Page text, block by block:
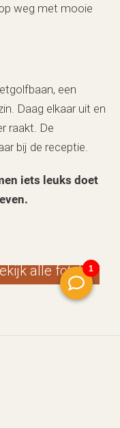
weg met mooie
een
Daag elkaar uit en
raakt. De
bij de receptie.
iets leuks doet
alle foto’s